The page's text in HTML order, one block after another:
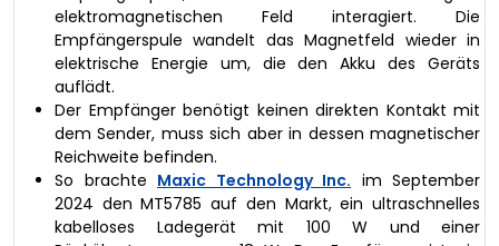
elektromagnetischen Feld interagiert. Die
Empfängerspule wandelt das Magnetfeld wieder in
elektrische Energie um, die den Akku des Geräts
auflädt.
Der Empfänger benötigt keinen direkten Kontakt mit
dem Sender, muss sich aber in dessen magnetischer
Reichweite befinden.
So brachte Maxic Technology Inc. im September
2024 den MT5785 auf den Markt, ein ultraschnelles
kabelloses Ladegerät mit 100 W und einer